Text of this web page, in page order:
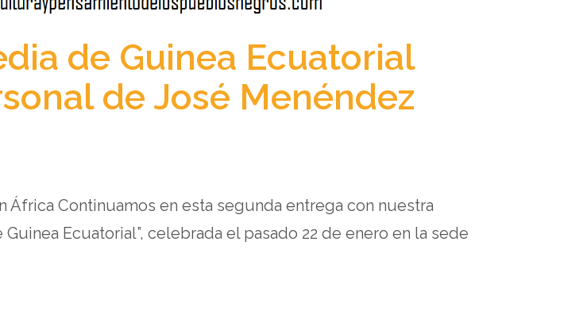
de Guinea Ecuatorial
de José Menéndez
Continuamos en esta segunda entrega con nuestra
Ecuatorial”, celebrada el pasado 22 de enero en la sede